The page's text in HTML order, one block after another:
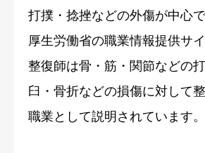
打撲・捻挫などの外傷が中心で
厚生労働省の職業情報提供サ
整復師は骨・筋・関節などの
臼・骨折などの損傷に対して
職業として説明されています。